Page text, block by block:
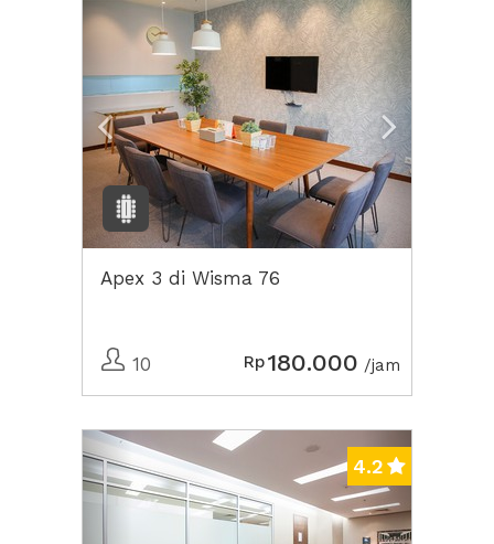
Previous Next2
Apex 3 di Wisma 76
10 Rp180.000 /jam
Previous Next2
4.2